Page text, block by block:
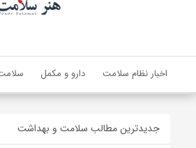
اخبار نظام سلامت دارو و مکمل
جدیدترین مطالب سلامت و بهداشت